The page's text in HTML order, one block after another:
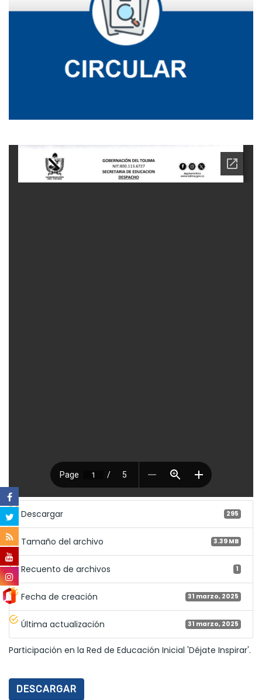
Descargar 295
Tamaño del archivo 3.39 MB
Recuento de archivos 1
Fecha de creación 31 marzo, 2025
Última actualización 31 marzo, 2025
Participación en la Red de Educación Inicial 'Déjate Inspirar'.
DESCARGAR